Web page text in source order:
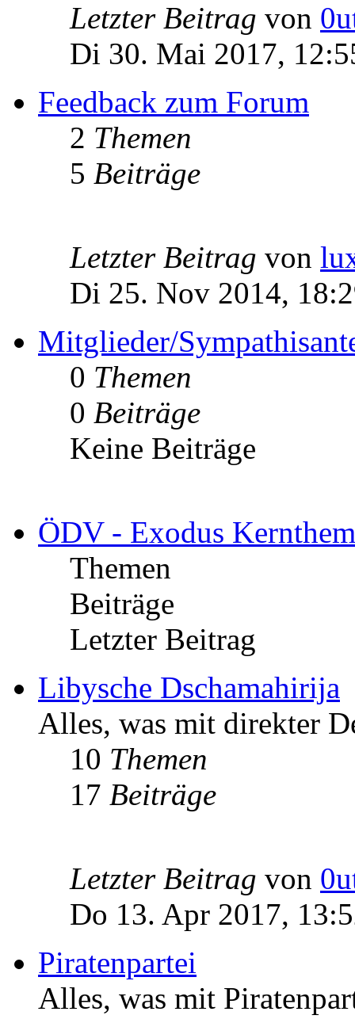
Letzter Beitrag von
Di 30. Mai 2017,
Feedback zum Forum
2 Themen
5 Beiträge
Letzter Beitrag von
Di 25. Nov 2014,
Mitglieder/
0 Themen
0 Beiträge
Keine Beiträge
ÖDV - Exodus
Themen
Beiträge
Letzter Beitrag
Libysche Dschamahirija
Alles, was mit direkter
10 Themen
17 Beiträge
Letzter Beitrag von
Do 13. Apr 2017,
Piratenpartei
Alles, was mit